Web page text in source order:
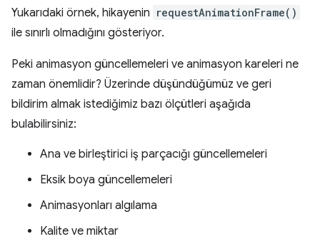
Yukarıdaki örnek, hikayenin requestAnimationFrame()
ile sınırlı olmadığını gösteriyor.
Peki animasyon güncellemeleri ve animasyon kareleri ne
zaman önemlidir? Üzerinde düşündüğümüz ve geri
bildirim almak istediğimiz bazı ölçütleri aşağıda
bulabilirsiniz:
Ana ve birleştirici iş parçacığı güncellemeleri
Eksik boya güncellemeleri
Animasyonları algılama
Kalite ve miktar